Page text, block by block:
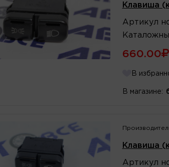
Клавиша
Артикул
660.00
В
В магазине:
Клавиша
Артикул